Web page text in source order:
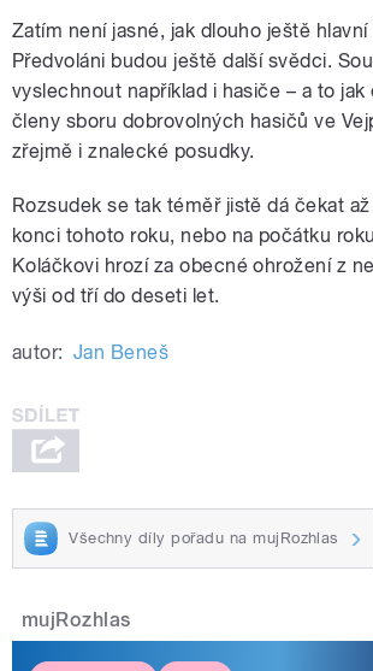
Zatím není jasné, jak dlouho ještě
Předvoláni budou ještě další svědci.
vyslechnout například i hasiče – a to jak
členy sboru dobrovolných hasičů ve
zřejmě i znalecké posudky.
Rozsudek se tak téměř jistě dá čekat
konci tohoto roku, nebo na počátku
Koláčkovi hrozí za obecné ohrožení z
výši od tří do deseti let.
autor: Jan Beneš
Všechny díly pořadu na mujRozhlas
mujRozhlas